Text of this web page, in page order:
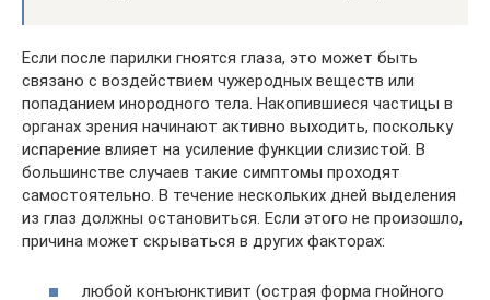
Если после парилки гноятся глаза, это может быть
связано с воздействием чужеродных веществ или
попаданием инородного тела. Накопившиеся частицы в
органах зрения начинают активно выходить, поскольку
испарение влияет на усиление функции слизистой. В
большинстве случаев такие симптомы проходят
самостоятельно. В течение нескольких дней выделения
из глаз должны остановиться. Если этого не произошло,
причина может скрываться в других факторах:
любой конъюнктивит (острая форма гнойного